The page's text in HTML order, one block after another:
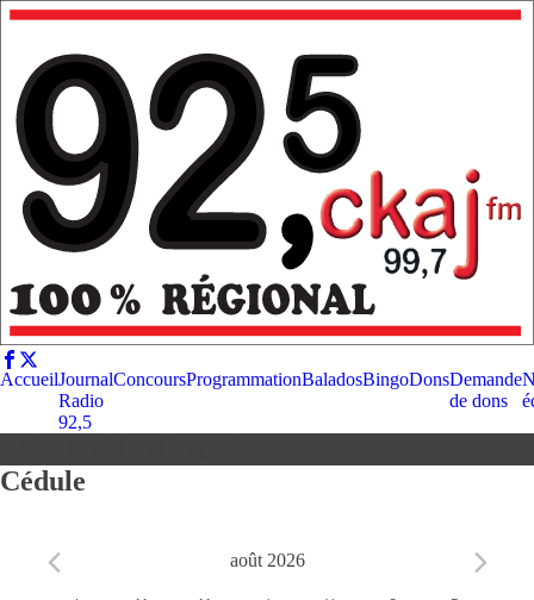
AccueilJournal
Radio
92,5
ConcoursProgrammationBaladosBingoDonsDemande
de dons
Cédule
août 2026